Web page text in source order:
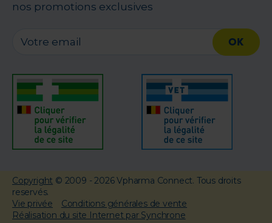
nos promotions exclusives
OK
Copyright © 2009 - 2026 Vpharma Connect. Tous droits
reservés.
Vie privée
Conditions générales de vente
Réalisation du site Internet par Synchrone